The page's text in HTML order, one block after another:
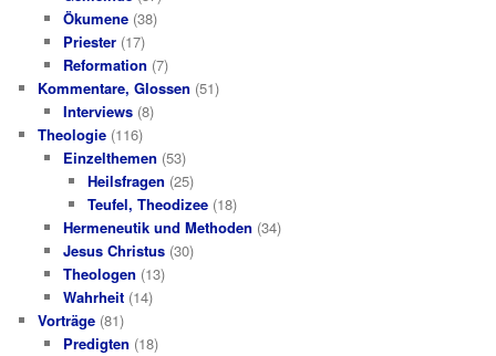
Ökumene(38)
Priester(17)
Reformation (7)
Kommentare, Glossen (51)
Interviews(8)
Theologie (116)
Einzelthemen (53)
Heilsfragen (25)
Teufel, Theodizee (18)
Hermeneutik und Methoden (34)
Jesus Christus(30)
Theologen (13)
Wahrheit(14)
Vorträge (81)
Predigten (18)